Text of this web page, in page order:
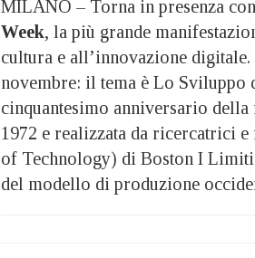
MILANO – Torna in presenza
Week, la più grande
cultura e all’innovazione
novembre: il tema è Lo Sviluppo
cinquantesimo anniversario
1972 e realizzata da ricercatrici
of Technology) di Boston I
del modello di produzione